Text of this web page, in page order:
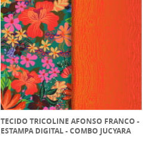
TECIDO TRICOLINE AFONSO FRANCO -
ESTAMPA DIGITAL - COMBO JUCYARA